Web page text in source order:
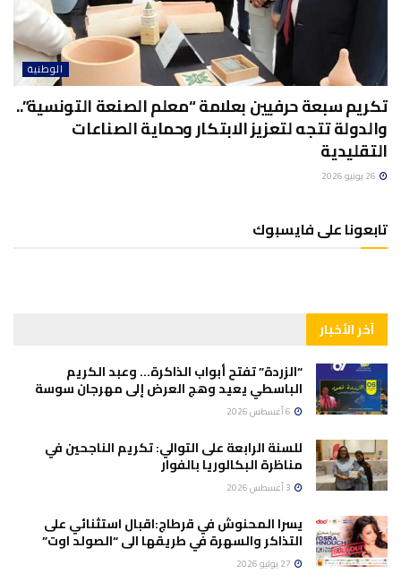
الوطنية
تكريم سبعة حرفيين بعلامة “معلم الصنعة التونسية”..
والدولة تتجه لتعزيز الابتكار وحماية الصناعات
التقليدية
تابعونا على فايسبوك
آخر الأخبار
“الزردة” تفتح أبواب الذاكرة… وعبد الكريم
الباسطي يعيد وهج العرض إلى مهرجان سوسة
للسنة الرابعة على التوالي: تكريم الناجحين في
مناظرة البكالوريا بالفوار
يسرا المحنوش في قرطاج:اقبال استثنائي على
التذاكر والسهرة في طريقها الى “الصولد اوت”